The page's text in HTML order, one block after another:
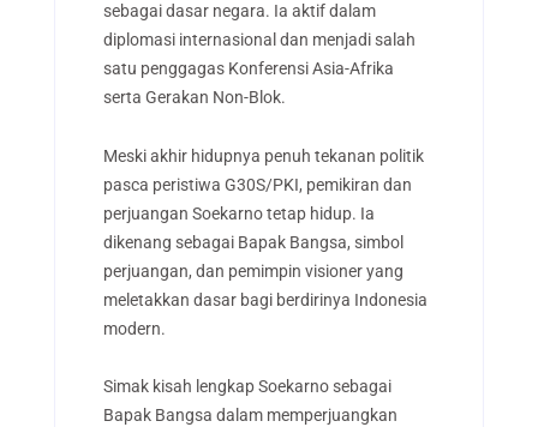
sebagai dasar negara. Ia aktif dalam
diplomasi internasional dan menjadi salah
satu penggagas Konferensi Asia-Afrika
serta Gerakan Non-Blok.
Meski akhir hidupnya penuh tekanan politik
pasca peristiwa G30S/PKI, pemikiran dan
perjuangan Soekarno tetap hidup. Ia
dikenang sebagai Bapak Bangsa, simbol
perjuangan, dan pemimpin visioner yang
meletakkan dasar bagi berdirinya Indonesia
modern.
Simak kisah lengkap Soekarno sebagai
Bapak Bangsa dalam memperjuangkan